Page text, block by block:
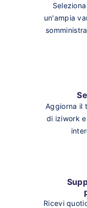
un'ampia
Aggiorna il
di iziwork
Ricevi